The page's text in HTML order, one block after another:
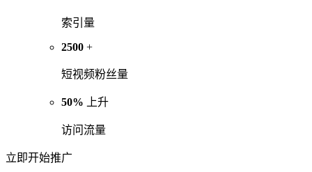
索引量
2500 +
短视频粉丝量
50% 上升
访问流量
立即开始推广